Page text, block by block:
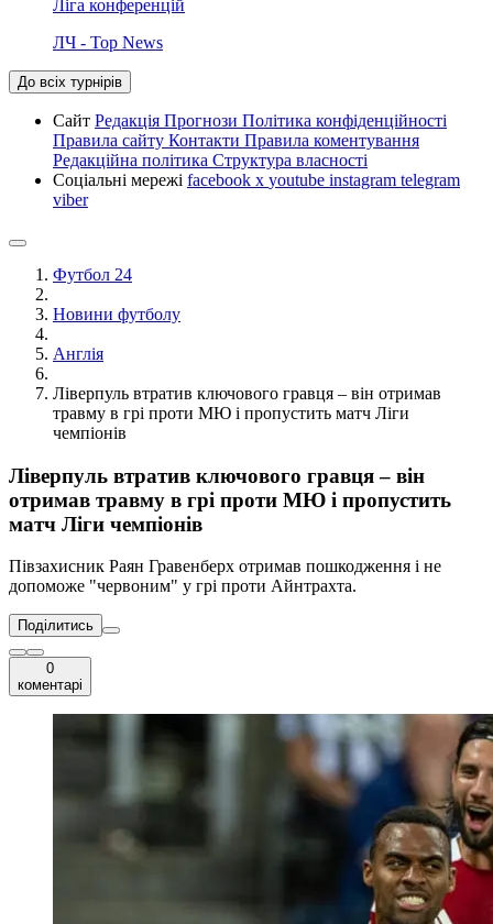
Ліга конференцій
ЛЧ - Top News
До всіх турнірів
Сайт Редакція Прогнози Політика конфіденційності
Правила сайту Контакти Правила коментування
Редакційна політика Структура власності
Соціальні мережі facebook x youtube instagram telegram
viber
Футбол 24
Новини футболу
Англія
Ліверпуль втратив ключового гравця – він отримав
травму в грі проти МЮ і пропустить матч Ліги
чемпіонів
Ліверпуль втратив ключового гравця – він
отримав травму в грі проти МЮ і пропустить
матч Ліги чемпіонів
Півзахисник Раян Гравенберх отримав пошкодження і не
допоможе "червоним" у грі проти Айнтрахта.
Поділитись
0
коментарі